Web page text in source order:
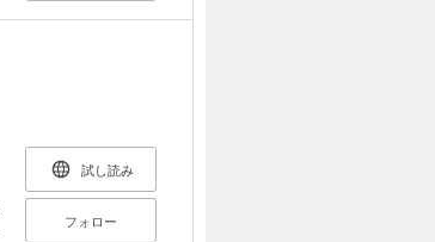
試し読み
フォロー